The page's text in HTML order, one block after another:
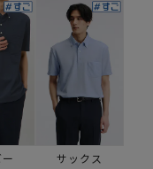
サックス